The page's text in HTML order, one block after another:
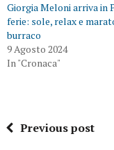
Giorgia Meloni arriva in
ferie: sole, relax e
burraco
9 Agosto 2024
In "Cronaca"
Previous post